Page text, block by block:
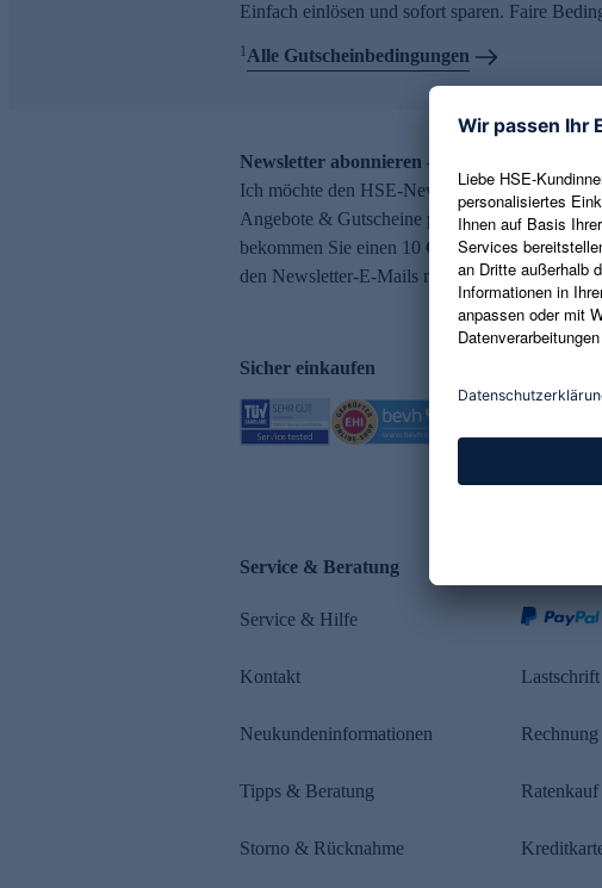
Einfach einlösen und sofort sparen. Faire
1Alle Gutscheinbedingungen
Newsletter abonnieren – 10 € Gutschein
Ich möchte den HSE-Newsletter abonnieren
Angebote & Gutscheine per E-Mail erhalten.
bekommen Sie einen 10 € Gutschein. Eine
den Newsletter-E-Mails möglich.
Sicher einkaufen
Service & Beratung
Service & Hilfe
Kontakt
Neukundeninformationen
Tipps & Beratung
Storno & Rücknahme
Lastschrift
Rechnung
Ratenkauf